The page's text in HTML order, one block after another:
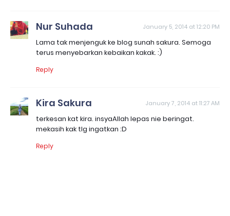
Nur Suhada January 5, 2014 at 12:20 PM
Lama tak menjenguk ke blog sunah sakura. Semoga
terus menyebarkan kebaikan kakak. :)
Reply
Kira Sakura January 7, 2014 at 11:27 AM
terkesan kat kira. insyaAllah lepas nie beringat.
mekasih kak tlg ingatkan :D
Reply